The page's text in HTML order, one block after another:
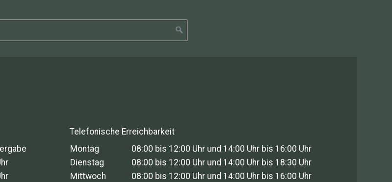
Telefonische Erreichbarkeit
Montag
08:00 bis 12:00 Uhr und 14:00 Uhr bis 16:00 Uhr
Dienstag
08:00 bis 12:00 Uhr und 14:00 Uhr bis 18:30 Uhr
Mittwoch
08:00 bis 12:00 Uhr und 14:00 Uhr bis 16:00 Uhr